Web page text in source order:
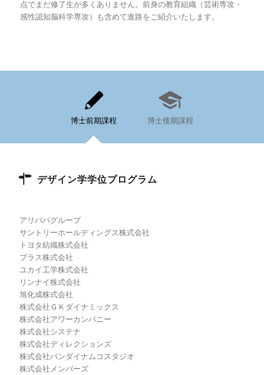
点でまだ修了生が多くありません。前身の教育組織（芸術専攻・
感性認知脳科学専攻）も含めて進路をご紹介いたします。
博士前期課程 博士後期課程
デザイン学学位プログラム
アリババグループ
サントリーホールディングス株式会社
トヨタ紡織株式会社
プラス株式会社
ユカイ工学株式会社
リンナイ株式会社
旭化成株式会社
株式会社ＧＫダイナミックス
株式会社アワーカンパニー
株式会社システナ
株式会社ディレクションズ
株式会社バンダイナムコスタジオ
株式会社メンバーズ